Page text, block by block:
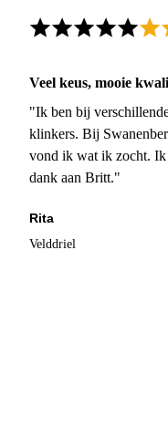
Veel keus, mooie
"Ik ben bij
klinkers. Bij
vond ik wat ik zocht. Ik
dank aan Britt."
Rita
Velddriel